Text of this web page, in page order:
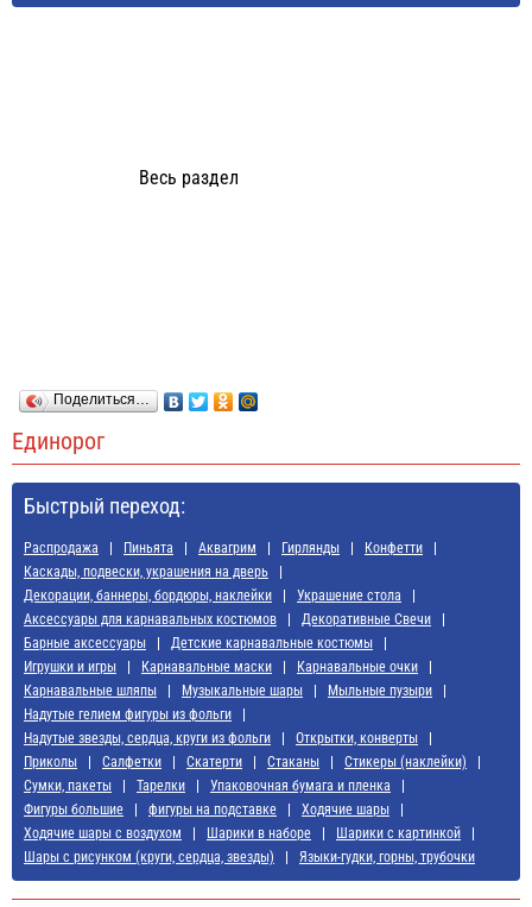
Весь раздел
Поделиться…
Единорог
Быстрый переход:
Распродажа Пиньята Аквагрим Гирлянды
Конфетти
Каскады, подвески, украшения на дверь
Декорации, баннеры, бордюры, наклейки
Украшение стола
Аксессуары для карнавальных костюмов
Декоративные Свечи
Барные аксессуары
Детские карнавальные костюмы
Игрушки и игры
Карнавальные маски
Карнавальные очки
Карнавальные шляпы
Музыкальные шары
Мыльные пузыри
Надутые гелием фигуры из фольги
Надутые звезды, сердца, круги из фольги
Открытки, конверты
Приколы
Салфетки Скатерти Стаканы
Стикеры (наклейки)
Сумки, пакеты
Тарелки
Упаковочная бумага и пленка
Фигуры большие
фигуры на подставке
Ходячие шары
Ходячие шары с воздухом
Шарики в наборе
Шарики с картинкой
Шары с рисунком (круги, сердца, звезды)
Языки-гудки, горны, трубочки